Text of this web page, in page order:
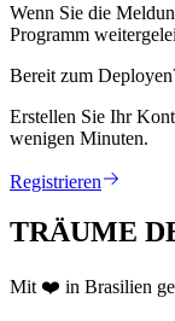
Wenn Sie die
Programm
Bereit zum
Erstellen Sie Ihr
wenigen Minuten.
Registrieren
TRÄUME
Mit ❤️ in Brasilien